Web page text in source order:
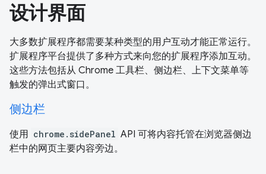
设计界面
大多数扩展程序都需要某种类型的用户互动才能正常运行。
扩展程序平台提供了多种方式来向您的扩展程序添加互动。
这些方法包括从 Chrome 工具栏、侧边栏、上下文菜单等
触发的弹出式窗口。
侧边栏
使用 chrome.sidePanel API 可将内容托管在浏览器侧边
栏中的网页主要内容旁边。